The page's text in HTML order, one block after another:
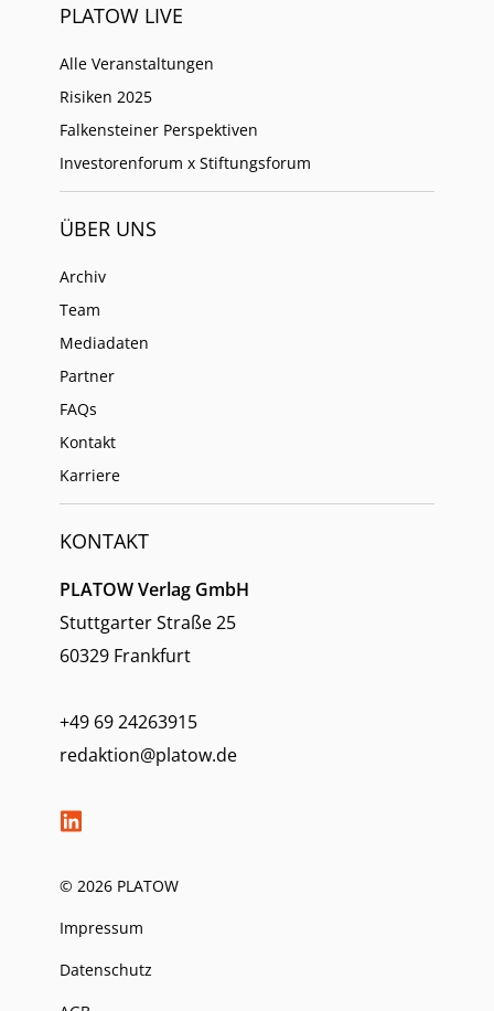
PLATOW LIVE
Alle Veranstaltungen
Risiken 2025
Falkensteiner Perspektiven
Investorenforum x Stiftungsforum
ÜBER UNS
Archiv
Team
Mediadaten
Partner
FAQs
Kontakt
Karriere
KONTAKT
PLATOW Verlag GmbH
Stuttgarter Straße 25
60329 Frankfurt
+49 69 24263915
redaktion@platow.de
© 2026 PLATOW
Impressum
Datenschutz